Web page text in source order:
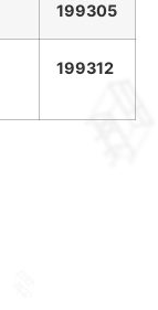
199305
199312